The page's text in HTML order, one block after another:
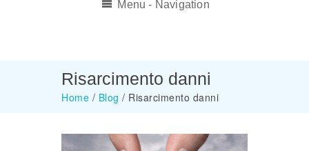
Menu - Navigation
Risarcimento danni
Home / Blog / Risarcimento danni